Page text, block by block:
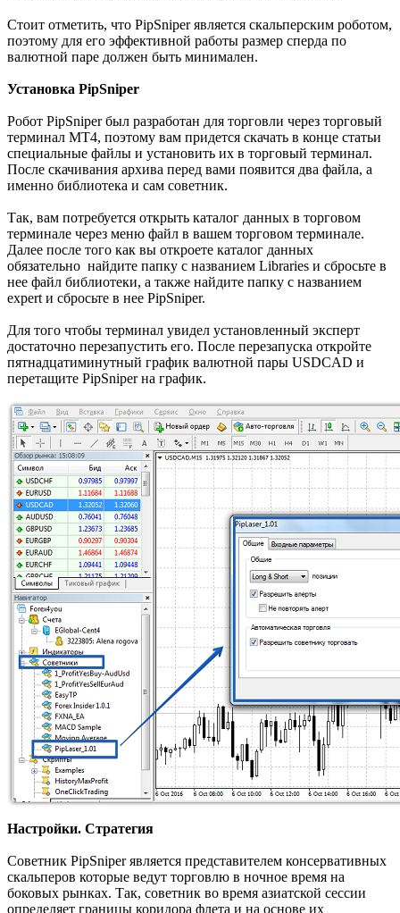
Стоит отметить, что PipSniper является скальперским роботом,
поэтому для его эффективной работы размер сперда по
валютной паре должен быть минимален.
Установка PipSniper
Робот PipSniper был разработан для торговли через торговый
терминал МТ4, поэтому вам придется скачать в конце статьи
специальные файлы и установить их в торговый терминал.
После скачивания архива перед вами появится два файла, а
именно библиотека и сам советник.
Так, вам потребуется открыть каталог данных в торговом
терминале через меню файл в вашем торговом терминале.
Далее после того как вы откроете каталог данных
обязательно найдите папку с названием Libraries и сбросьте в
нее файл библиотеки, а также найдите папку с названием
expert и сбросьте в нее PipSniper.
Для того чтобы терминал увидел установленный эксперт
достаточно перезапустить его. После перезапуска откройте
пятнадцатиминутный график валютной пары USDCAD и
перетащите PipSniper на график.
Настройки. Стратегия
Советник PipSniper является представителем консервативных
скальперов которые ведут торговлю в ночное время на
боковых рынках. Так, советник во время азиатской сессии
определяет границы коридора флета и на основе их